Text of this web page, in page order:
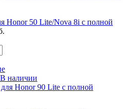
Honor 50 Lite/Nova 8i с полной
В наличии